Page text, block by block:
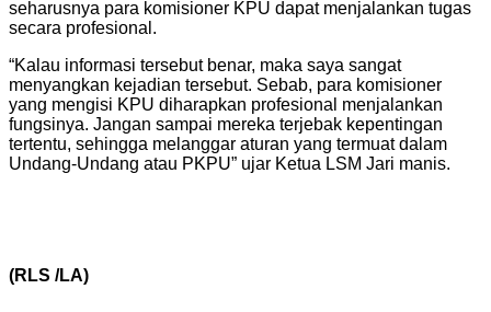
seharusnya para komisioner KPU dapat menjalankan tugas
secara profesional.
“Kalau informasi tersebut benar, maka saya sangat
menyangkan kejadian tersebut. Sebab, para komisioner
yang mengisi KPU diharapkan profesional menjalankan
fungsinya. Jangan sampai mereka terjebak kepentingan
tertentu, sehingga melanggar aturan yang termuat dalam
Undang-Undang atau PKPU” ujar Ketua LSM Jari manis.
(RLS /LA)